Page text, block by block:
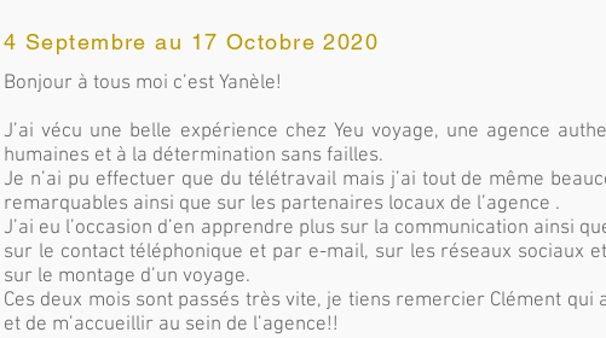
4 Septembre au 17 Octobre 2020
Bonjour à tous moi c’est Yanèle!
J’ai vécu une belle expérience chez Yeu voyage, une agence
humaines et à la détermination sans failles.
Je n’ai pu effectuer que du télétravail mais j’ai tout de même
remarquables ainsi que sur les partenaires locaux de l’agence .
J’ai eu l’occasion d’en apprendre plus sur la communication ainsi
sur le contact téléphonique et par e-mail, sur les réseaux sociaux
sur le montage d’un voyage.
Ces deux mois sont passés très vite, je tiens remercier Clément qui
et de m’accueillir au sein de l’agence!!